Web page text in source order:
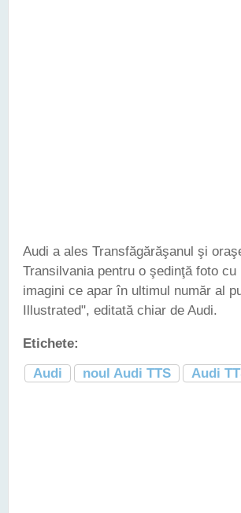
Audi a ales Transfăgărăşanul şi
Transilvania pentru o şedinţă foto cu
imagini ce apar în ultimul număr al
Illustrated", editată chiar de Audi.
Etichete:
Audi
noul Audi TTS Audi